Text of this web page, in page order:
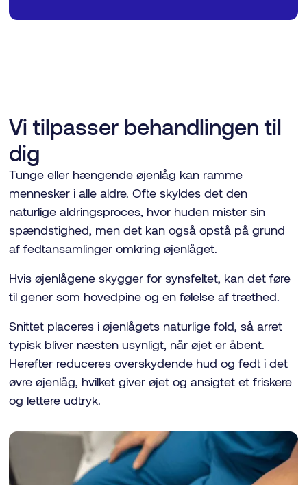
Vi tilpasser behandlingen til
dig
Tunge eller hængende øjenlåg kan ramme
mennesker i alle aldre. Ofte skyldes det den
naturlige aldringsproces, hvor huden mister sin
spændstighed, men det kan også opstå på grund
af fedtansamlinger omkring øjenlåget.
Hvis øjenlågene skygger for synsfeltet, kan det føre
til gener som hovedpine og en følelse af træthed.
Snittet placeres i øjenlågets naturlige fold, så arret
typisk bliver næsten usynligt, når øjet er åbent.
Herefter reduceres overskydende hud og fedt i det
øvre øjenlåg, hvilket giver øjet og ansigtet et friskere
og lettere udtryk.